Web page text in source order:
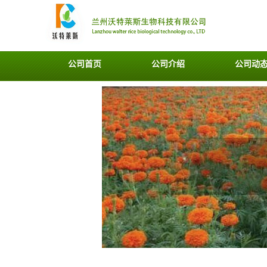
公司首页 公司介绍 公司动